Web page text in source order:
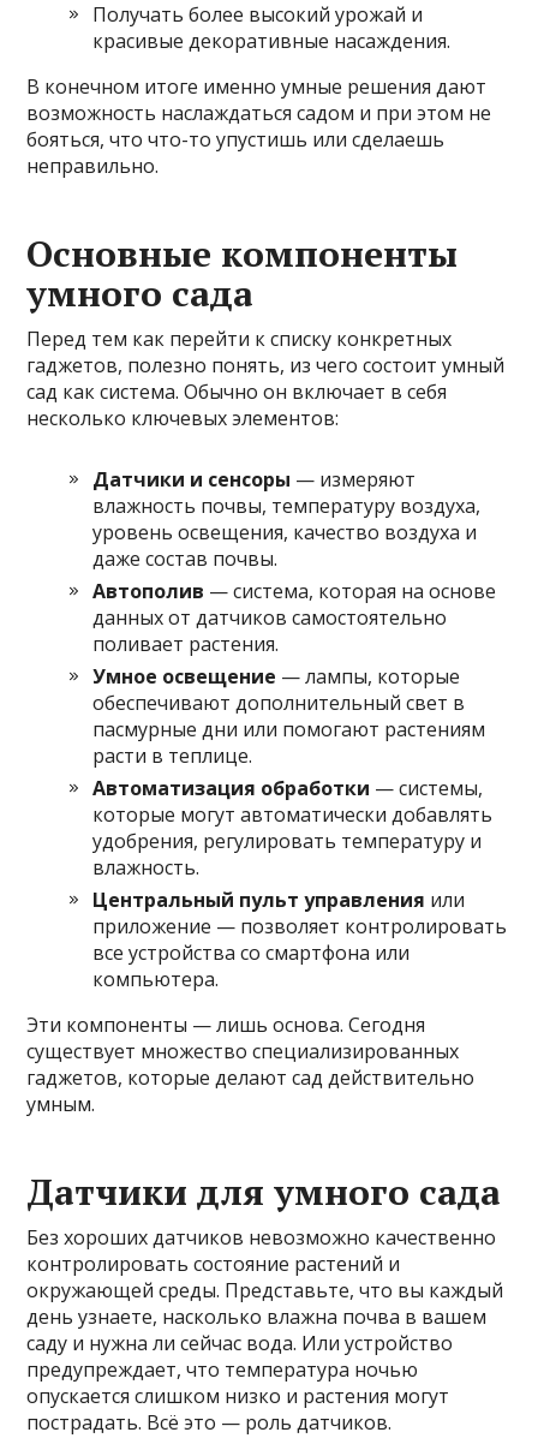
Получать более высокий урожай и
красивые декоративные насаждения.
В конечном итоге именно умные решения дают
возможность наслаждаться садом и при этом не
бояться, что что-то упустишь или сделаешь
неправильно.
Основные компоненты
умного сада
Перед тем как перейти к списку конкретных
гаджетов, полезно понять, из чего состоит умный
сад как система. Обычно он включает в себя
несколько ключевых элементов:
Датчики и сенсоры — измеряют
влажность почвы, температуру воздуха,
уровень освещения, качество воздуха и
даже состав почвы.
Автополив — система, которая на основе
данных от датчиков самостоятельно
поливает растения.
Умное освещение — лампы, которые
обеспечивают дополнительный свет в
пасмурные дни или помогают растениям
расти в теплице.
Автоматизация обработки — системы,
которые могут автоматически добавлять
удобрения, регулировать температуру и
влажность.
Центральный пульт управления или
приложение — позволяет контролировать
все устройства со смартфона или
компьютера.
Эти компоненты — лишь основа. Сегодня
существует множество специализированных
гаджетов, которые делают сад действительно
умным.
Датчики для умного сада
Без хороших датчиков невозможно качественно
контролировать состояние растений и
окружающей среды. Представьте, что вы каждый
день узнаете, насколько влажна почва в вашем
саду и нужна ли сейчас вода. Или устройство
предупреждает, что температура ночью
опускается слишком низко и растения могут
пострадать. Всё это — роль датчиков.